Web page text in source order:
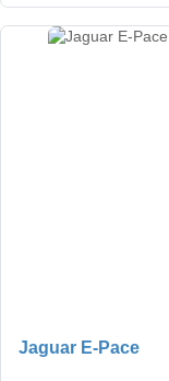
Jaguar E-Pace